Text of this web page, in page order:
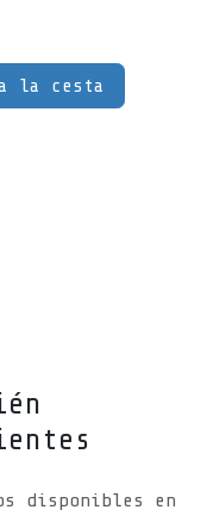
la cesta
disponibles en